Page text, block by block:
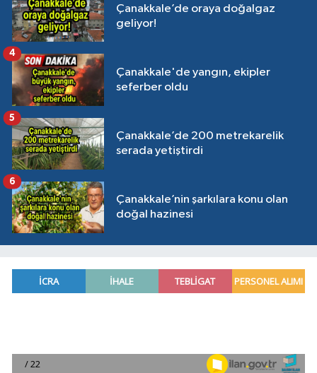
Çanakkale’de oraya doğalgaz
geliyor!
Çanakkale'de yangın, ekipler
seferber oldu
4
Çanakkale’de 200 metrekarelik
serada yetiştirdi
5
Çanakkale’nin şarkılara konu olan
doğal hazinesi
6